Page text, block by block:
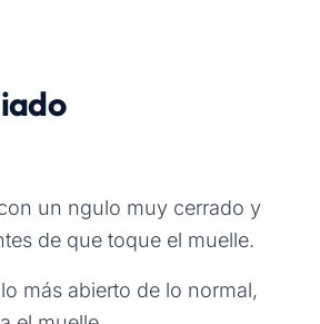
un ngulo muy cerrado y
de que toque el muelle.
más abierto de lo normal,